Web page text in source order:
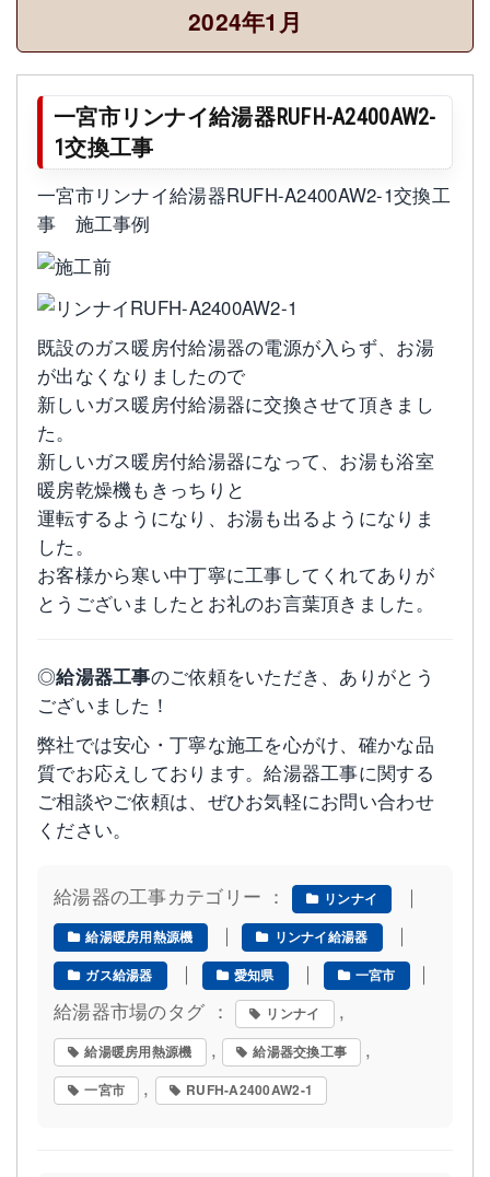
2024年1月
一宮市リンナイ給湯器RUFH-A2400AW2-
1交換工事
一宮市リンナイ給湯器RUFH-A2400AW2-1交換工
事 施工事例
既設のガス暖房付給湯器の電源が入らず、お湯
が出なくなりましたので
新しいガス暖房付給湯器に交換させて頂きまし
た。
新しいガス暖房付給湯器になって、お湯も浴室
暖房乾燥機もきっちりと
運転するようになり、お湯も出るようになりま
した。
お客様から寒い中丁寧に工事してくれてありが
とうございましたとお礼のお言葉頂きました。
◎給湯器工事のご依頼をいただき、ありがとう
ございました！
弊社では安心・丁寧な施工を心がけ、確かな品
質でお応えしております。給湯器工事に関する
ご相談やご依頼は、ぜひお気軽にお問い合わせ
ください。
給湯器の工事カテゴリー ： リンナイ ｜
給湯暖房用熱源機 ｜ リンナイ給湯器 ｜
ガス給湯器 ｜ 愛知県 ｜ 一宮市
｜
給湯器市場のタグ ：
リンナイ ,
給湯暖房用熱源機 , 給湯器交換工事 ,
一宮市 , RUFH-A2400AW2-1